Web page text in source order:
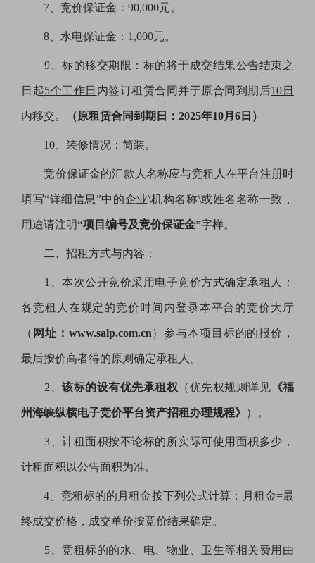
7、竞价保证金：90,000元。
8、水电保证金：1,000元。
9、标的移交期限：标的将于成交结果公告结束之
日起5个工作日 内签订租赁合同并于原合同到期后10日
内移交。 （原租赁合同到期日： 2025年10月6日）
10、装修情况：简装。
竞价保证金的汇款人名称应与竞租人在平台注册时
填写“详细信息”中的企业\机构名称\或姓名名称一致，
用途请注明“项目编号及竞价保证金”字样。
二、招租方式与内容：
1、本次公开竞价采用电子竞价方式确定承租人：
各竞租人在规定的竞价时间内登录本平台的竞价大厅
（ 网址： www.salp.com.cn）参与本项目标的的报价，
最后按价高者得的原则确定承租人。
2、该标的设有优先承租权 （优先权规则详见 《福
州海峡纵横电子竞价平台资产招租办理规程》 ）。
3、计租面积按不论标的所实际可使用面积多少，
计租面积以公告面积为准。
4、竞租标的的月租金按下列公式计算：月租金=最
终成交价格，成交单价按竞价结果确定。
5、竞租标的的水、电、物业、卫生等相关费用由